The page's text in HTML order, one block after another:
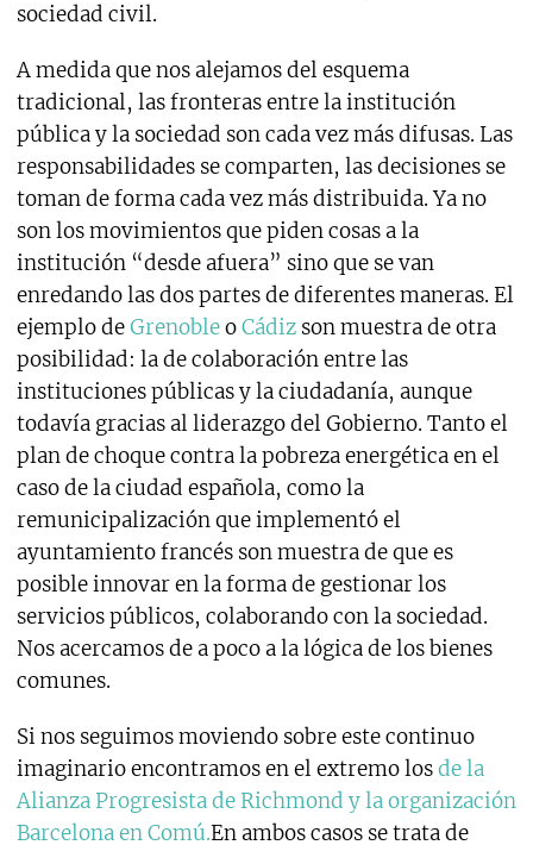
sociedad civil.
A medida que nos alejamos del esquema
tradicional, las fronteras entre la institución
pública y la sociedad son cada vez más difusas. Las
responsabilidades se comparten, las decisiones se
toman de forma cada vez más distribuida. Ya no
son los movimientos que piden cosas a la
institución “desde afuera” sino que se van
enredando las dos partes de diferentes maneras. El
ejemplo deGrenobleoCádizson muestra de otra
posibilidad: la de colaboración entre las
instituciones públicas y la ciudadanía, aunque
todavía gracias al liderazgo del Gobierno. Tanto el
plan de choque contra la pobreza energética en el
caso de la ciudad española, como la
remunicipalización que implementó el
ayuntamiento francés son muestra de que es
posible innovar en la forma de gestionar los
servicios públicos, colaborando con la sociedad.
Nos acercamos de a poco a la lógica de los bienes
comunes.
Si nos seguimos moviendo sobre este continuo
imaginario encontramos en el extremo losde la
Alianza Progresista de Richmond y la organización
Barcelona en Comú.En ambos casos se trata de